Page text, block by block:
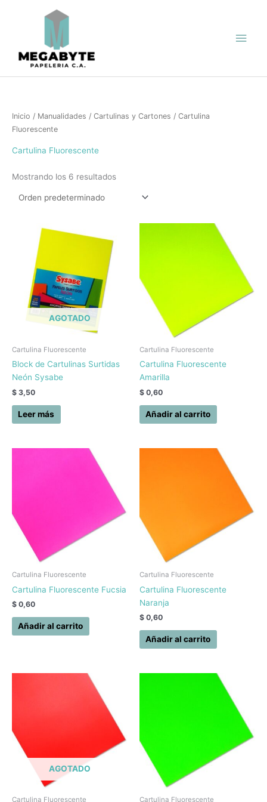
Inicio / Manualidades / Cartulinas y Cartones / Cartulina
Fluorescente
Cartulina Fluorescente
Mostrando los 6 resultados
AGOTADO
Cartulina Fluorescente
Block de Cartulinas Surtidas
Neón Sysabe
$ 3,50
Leer más
Cartulina Fluorescente
Cartulina Fluorescente
Amarilla
$ 0,60
Añadir al carrito
Cartulina Fluorescente
Cartulina Fluorescente Fucsia
$ 0,60
Añadir al carrito
Cartulina Fluorescente
Cartulina Fluorescente
Naranja
$ 0,60
Añadir al carrito
AGOTADO
Cartulina Fluorescente Cartulina Fluorescente